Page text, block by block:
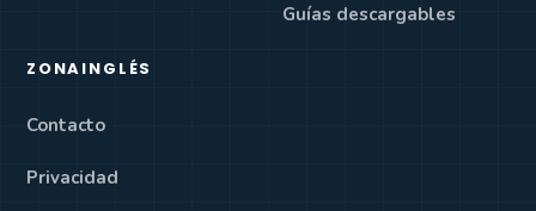
Guías descargables
ZONAINGLÉS
Contacto
Privacidad